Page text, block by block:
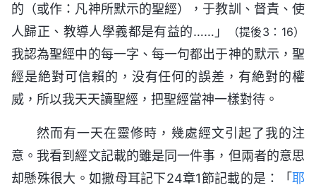
的（或作：凡神所默示的聖經），于教訓、督責、使
人歸正、教導人學義都是有益的……」
（提後3：16）
我認為聖經中的每一字、每一句都出于神的默示，聖
經是絶對可信賴的，没有任何的誤差，有絶對的權
威，所以我天天讀聖經，把聖經當神一樣對待。
然而有一天在靈修時，幾處經文引起了我的注
意。我看到經文記載的雖是同一件事，但兩者的意思
却懸殊很大。如撒母耳記下24章1節記載的是：「耶